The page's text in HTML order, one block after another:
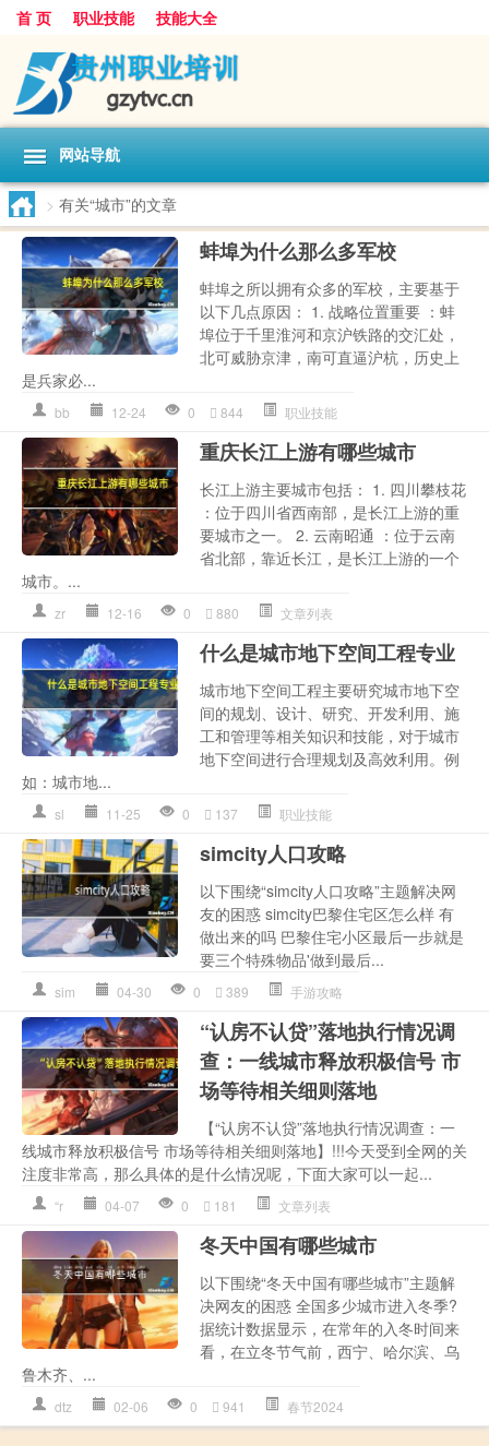
首 页 职业技能 技能大全
网站导航
> 有关“城市”的文章
蚌埠为什么那么多军校
蚌埠之所以拥有众多的军校，主要基于
以下几点原因： 1. 战略位置重要 ：蚌
埠位于千里淮河和京沪铁路的交汇处，
北可威胁京津，南可直逼沪杭，历史上
是兵家必...
bb 12-24 0 844 职业技能
重庆长江上游有哪些城市
长江上游主要城市包括： 1. 四川攀枝花
：位于四川省西南部，是长江上游的重
要城市之一。 2. 云南昭通 ：位于云南
省北部，靠近长江，是长江上游的一个
城市。...
zr 12-16 0 880 文章列表
什么是城市地下空间工程专业
城市地下空间工程主要研究城市地下空
间的规划、设计、研究、开发利用、施
工和管理等相关知识和技能，对于城市
地下空间进行合理规划及高效利用。例
如：城市地...
sl 11-25 0 137 职业技能
simcity人口攻略
以下围绕“simcity人口攻略”主题解决网
友的困惑 simcity巴黎住宅区怎么样 有
做出来的吗 巴黎住宅小区最后一步就是
要三个特殊物品'做到最后...
sim 04-30 0 389 手游攻略
“认房不认贷”落地执行情况调
查：一线城市释放积极信号 市
场等待相关细则落地
【“认房不认贷”落地执行情况调查：一
线城市释放积极信号 市场等待相关细则落地】!!!今天受到全网的关
注度非常高，那么具体的是什么情况呢，下面大家可以一起...
“r 04-07 0 181 文章列表
冬天中国有哪些城市
以下围绕“冬天中国有哪些城市”主题解
决网友的困惑 全国多少城市进入冬季?
据统计数据显示，在常年的入冬时间来
看，在立冬节气前，西宁、哈尔滨、乌
鲁木齐、...
dtz 02-06 0 941 春节2024